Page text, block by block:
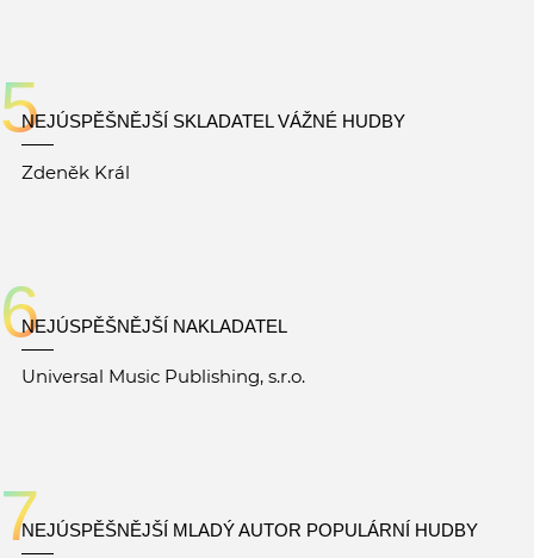
5NEJÚSPĚŠNĚJŠÍ SKLADATEL VÁŽNÉ HUDBY
Zdeněk Král
6NEJÚSPĚŠNĚJŠÍ NAKLADATEL
Universal Music Publishing, s.r.o.
7NEJÚSPĚŠNĚJŠÍ MLADÝ AUTOR POPULÁRNÍ HUDBY